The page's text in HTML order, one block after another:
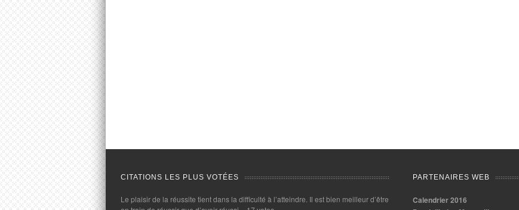
CITATIONS LES PLUS VOTÉES
Le plaisir de la réussite tient dans la difficulté à l’atteindre. Il est bien meilleur d’être
PARTENAIRES WEB
Calendrier 2016